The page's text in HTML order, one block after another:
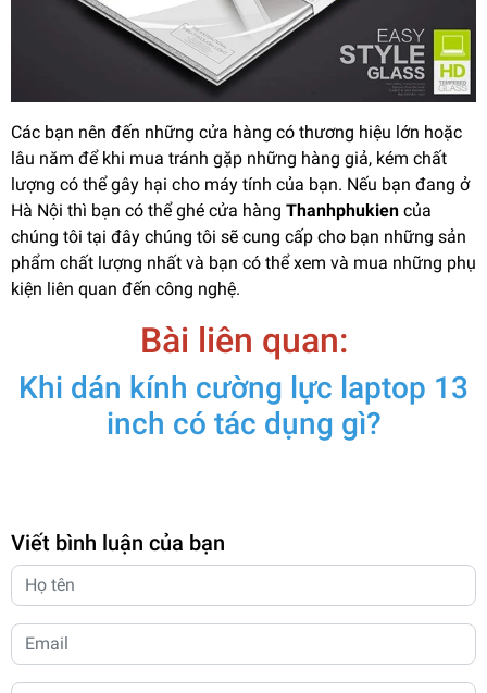
Các bạn nên đến những cửa hàng có thương hiệu lớn hoặc
lâu năm để khi mua tránh gặp những hàng giả, kém chất
lượng có thể gây hại cho máy tính của bạn. Nếu bạn đang ở
Hà Nội thì bạn có thể ghé cửa hàng Thanhphukien của
chúng tôi tại đây chúng tôi sẽ cung cấp cho bạn những sản
phẩm chất lượng nhất và bạn có thể xem và mua những phụ
kiện liên quan đến công nghệ.
Bài liên quan:
Khi dán kính cường lực laptop 13
inch có tác dụng gì?
Viết bình luận của bạn